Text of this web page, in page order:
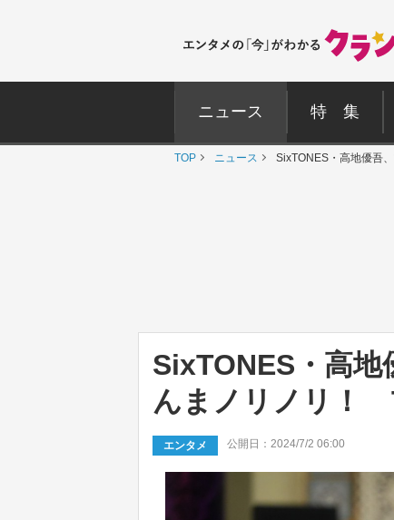
ニュース 特 集
TOP ニュース SixTONES・高地優吾
SixTONES・高地
んまノリノリ！
エンタメ 公開日：2024/7/2 06:00